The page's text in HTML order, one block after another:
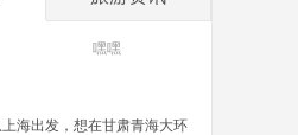
嘿嘿
海出发，想在甘肃青海大环